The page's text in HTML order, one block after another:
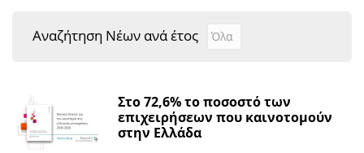
Αναζήτηση Νέων ανά έτος Αναζήτηση Νέων ανά
Year
Στο 72,6% το ποσοστό των
επιχειρήσεων που καινοτομούν
στην Ελλάδα